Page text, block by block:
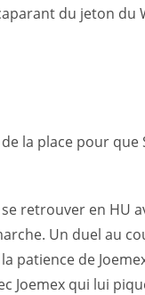
du jeton du
de la place pour
retrouver en HU
Un duel au
patience de
Joemex qui lui